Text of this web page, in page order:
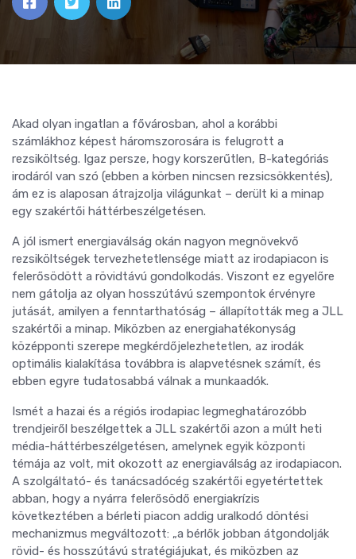
Akad olyan ingatlan a fővárosban, ahol a korábbi
számlákhoz képest háromszorosára is felugrott a
rezsiköltség. Igaz persze, hogy korszerűtlen, B-kategóriás
irodáról van szó (ebben a körben nincsen rezsicsökkentés),
ám ez is alaposan átrajzolja világunkat – derült ki a minap
egy szakértői háttérbeszélgetésen.
A jól ismert energiaválság okán nagyon megnövekvő
rezsiköltségek tervezhetetlensége miatt az irodapiacon is
felerősödött a rövidtávú gondolkodás. Viszont ez egyelőre
nem gátolja az olyan hosszútávú szempontok érvényre
jutását, amilyen a fenntarthatóság – állapították meg a JLL
szakértői a minap. Miközben az energiahatékonyság
középponti szerepe megkérdőjelezhetetlen, az irodák
optimális kialakítása továbbra is alapvetésnek számít, és
ebben egyre tudatosabbá válnak a munkaadók.
Ismét a hazai és a régiós irodapiac legmeghatározóbb
trendjeiről beszélgettek a JLL szakértői azon a múlt heti
média-háttérbeszélgetésen, amelynek egyik központi
témája az volt, mit okozott az energiaválság az irodapiacon.
A szolgáltató- és tanácsadócég szakértői egyetértettek
abban, hogy a nyárra felerősödő energiakrízis
következtében a bérleti piacon addig uralkodó döntési
mechanizmus megváltozott: „a bérlők jobban átgondolják
rövid- és hosszútávú stratégiájukat, és miközben az